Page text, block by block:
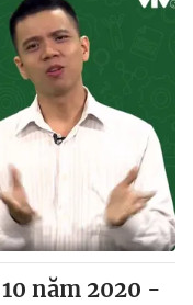
năm 2020 -